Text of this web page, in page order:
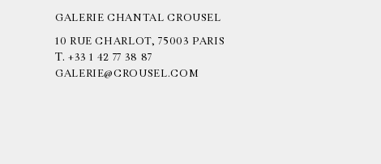
GALERIE CHANTAL CROUSEL
10 RUE CHARLOT, 75003 PARIS
T. +33 1 42 77 38 87
GALERIE@CROUSEL.COM